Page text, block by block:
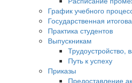
График учебного
Государственная
Практика студентов
Выпускникам
Трудоустройство,
Путь к успеху
Приказы
Предоставление